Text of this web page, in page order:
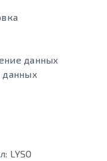
данных
данных
LYSO